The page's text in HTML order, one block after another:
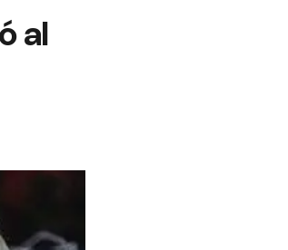
al